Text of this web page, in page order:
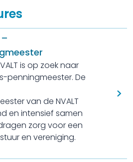
is op zoek naar
penningmeester. De
van de NVALT
en intensief samen
zorg voor een
en vereniging.